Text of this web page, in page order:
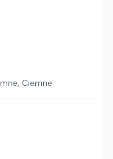
Ciemne